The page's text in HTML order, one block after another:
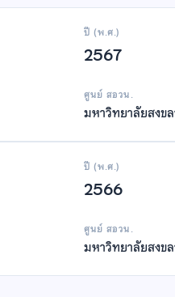
ปี (พ.ศ.)
2567
ศูนย์ สอวน.
มหาวิทยาลัยสงข
ปี (พ.ศ.)
2566
ศูนย์ สอวน.
มหาวิทยาลัยสงข